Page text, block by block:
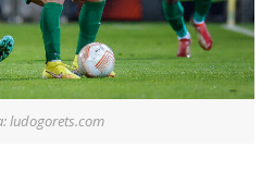
ludogorets.com